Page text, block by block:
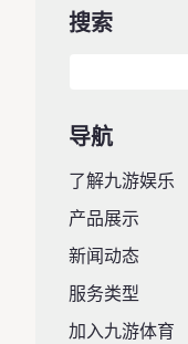
搜索
导航
了解九游娱乐
产品展示
新闻动态
服务类型
加入九游体育